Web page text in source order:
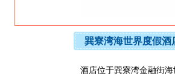
巽寮湾海世界度假酒
酒店位于巽寮湾金融街海